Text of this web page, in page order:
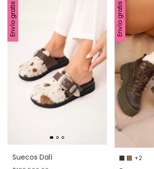
Envío gratis
Suecos Dalí
Envío gratis
+2